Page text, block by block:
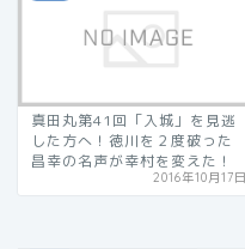
真田丸第41回「入城」を見逃
した方へ！徳川を２度破った
昌幸の名声が幸村を変えた！
2016年10月17日